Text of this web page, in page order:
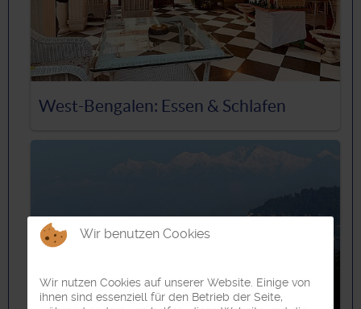
West-Bengalen: Essen & Schlafen
Wir benutzen Cookies
Wir nutzen Cookies auf unserer Website. Einige von
ihnen sind essenziell für den Betrieb der Seite,